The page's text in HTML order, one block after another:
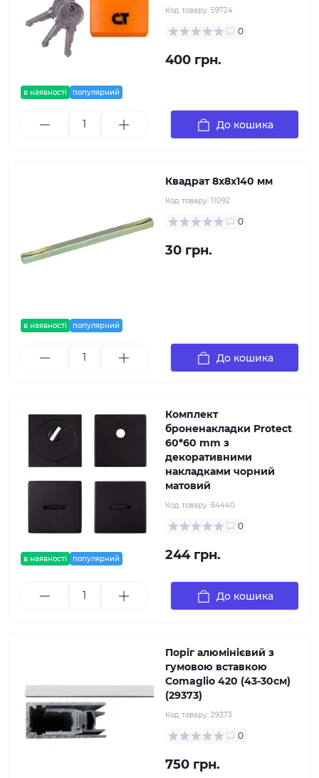
в наявності популярний
Код товару: 59724
0
400 грн.
До кошика
в наявності популярний
Квадрат 8x8x140 мм
Код товару: 11092
0
30 грн.
До кошика
в наявності популярний
Комплект
броненакладки Protect
60*60 mm з
декоративними
накладками чорний
матовий
Код товару: 64440
0
244 грн.
До кошика
Поріг алюмінієвий з
гумовою вставкою
Comaglio 420 (43-30см)
(29373)
Код товару: 29373
0
750 грн.